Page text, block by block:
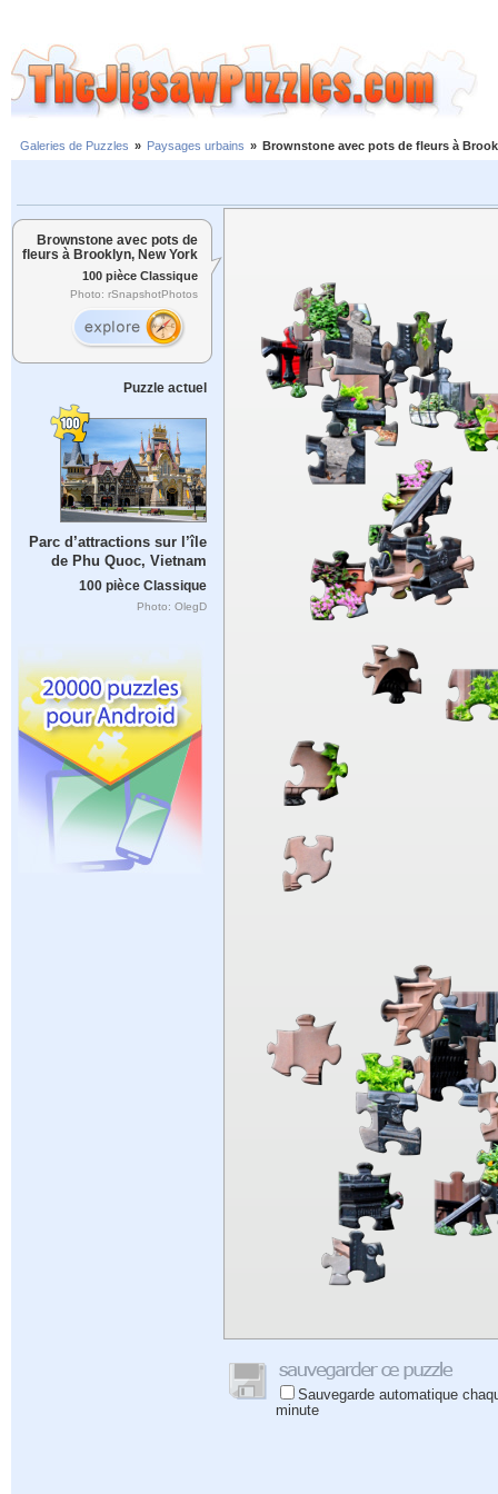
Galeries de Puzzles » Paysages urbains » Brownstone avec pots de fleurs à
Brownstone avec pots de
fleurs à Brooklyn, New York
100 pièce Classique
Photo: rSnapshotPhotos
Puzzle actuel
Parc d’attractions sur l’île
de Phu Quoc, Vietnam
100 pièce Classique
Photo: OlegD
Sauvegarde automatique
minute